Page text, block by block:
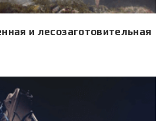
и лесозаготовительная